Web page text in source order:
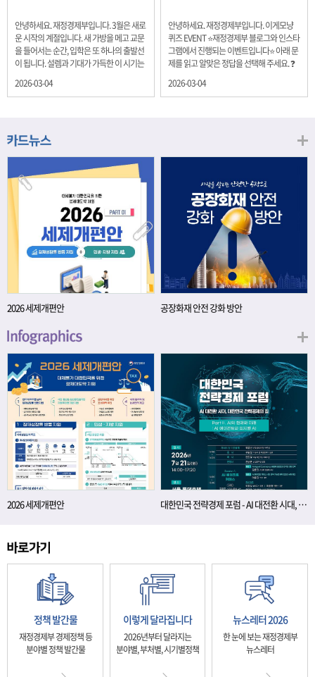
전달드립니다.
다.
안녕하세요. 재정경제부입니다. 3월은 새로
운 시작의 계절입니다. 새 가방을 메고 교문
을 들어서는 순간, 입학은 또 하나의 출발선
이 됩니다. 설렘과 기대가 가득한 이 시기는
래를 준비하는 첫 걸음이기도 합니다. 입학
니다. 배움이 쌓이는 시간, 인적자본 학교에
가는 과정입니다. 수업을 통해 배우는 전공
지식, 친구들과의 협업, 다양한 활동 속에서
얻는 문제 해결 경험은 모두 개인의 역량으
로 축적됩니다. 경제학에서는 이.......
2026-03-04
안녕하세요. 재정경제부입니다. 이게모냥
퀴즈 EVENT ⭐재정경제부 블로그와 인스타
그램에서 진행되는 이벤트입니다⭐ 아래 문
제를 읽고 알맞은 정답을 선택해 주세요. ❓
을 보이고 있는 개인투자용 국채를 3월에는
20년물 300억원입니다. 그렇다면 3월 개인
1,800억원 ④ 2,000억원 이벤트 안내 응모
기간: 2026년 3월 4일(수) ~ 3월 9일(월) 경
품: 커피쿠폰 (60명) 참여.......
2026-03-04
2026 세제개편안 공장화재 안전 강화 방안
2026 세제개편안 대한민국 전략경제 포럼 - AI 대전환 시대, 대한민국 전략경제의 길
정책 발간물
재정경제부 경제정책 등
분야별 정책 발간물
이렇게 달라집니다
2026년부터 달라지는
분야별, 부처별, 시기별정책
뉴스레터 2026
한 눈에 보는 재정경제부
뉴스레터